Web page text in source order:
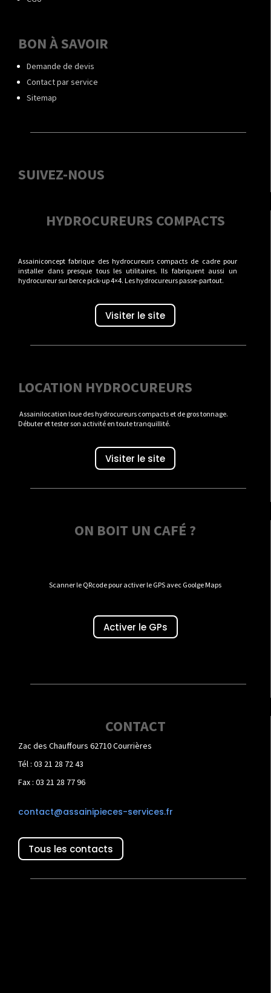
BON À SAVOIR
Demande de devis
Contact par service
Sitemap
SUIVEZ-NOUS
HYDROCUREURS COMPACTS
Assainiconcept fabrique des hydrocureurs compacts de cadre pour
installer dans presque tous les utilitaires. Ils fabriquent aussi un
hydrocureur sur berce pick-up 4×4. Les hydrocureurs passe-partout.
Visiter le site
LOCATION HYDROCUREURS
Assainilocation loue des hydrocureurs compacts et de gros tonnage.
Débuter et tester son activité en toute tranquillité.
Visiter le site
ON BOIT UN CAFÉ ?
Scanner le QRcode pour activer le GPS avec Goolge Maps
Activer le GPs
CONTACT
Zac des Chauffours 62710 Courrières
Tél : 03 21 28 72 43
Fax : 03 21 28 77 96
contact@assainipieces-services.fr
Tous les contacts